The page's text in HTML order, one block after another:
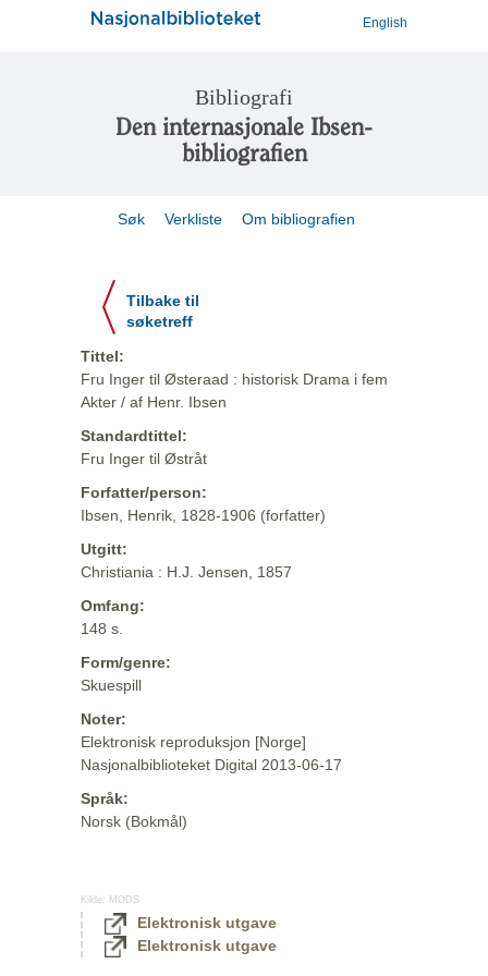
English
Bibliografi
Den internasjonale Ibsen-
bibliografien
Søk Verkliste Om bibliografien
Tilbake til
søketreff
Tittel:
Fru Inger til Østeraad : historisk Drama i fem
Akter / af Henr. Ibsen
Standardtittel:
Fru Inger til Østråt
Forfatter/person:
Ibsen, Henrik, 1828-1906 (forfatter)
Utgitt:
Christiania : H.J. Jensen, 1857
Omfang:
148 s.
Form/genre:
Skuespill
Noter:
Elektronisk reproduksjon [Norge]
Nasjonalbiblioteket Digital 2013-06-17
Språk:
Norsk (Bokmål)
Kilde: MODS
Elektronisk utgave
Elektronisk utgave